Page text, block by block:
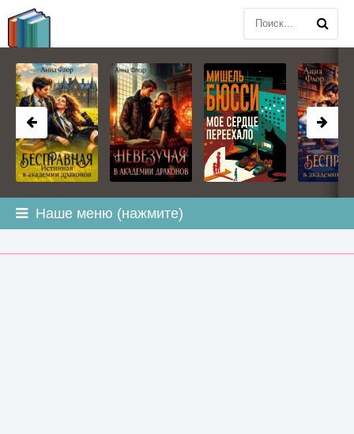
Наше меню (нажмите)
BOOKPLANETA.COM